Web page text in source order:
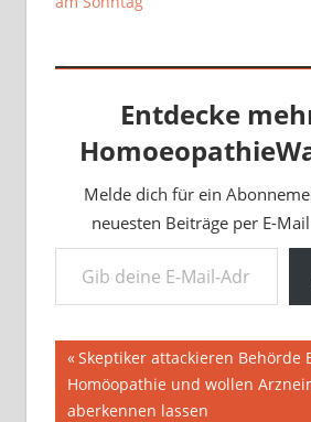
Entdecke
Melde dich für ein
neuesten Beiträge per E-
Gib deine E-Mail-Adresse ein ...
Vorheriger
Beitrag:
Skeptiker attackieren Behörde
Homöopathie und wollen
aberkennen lassen